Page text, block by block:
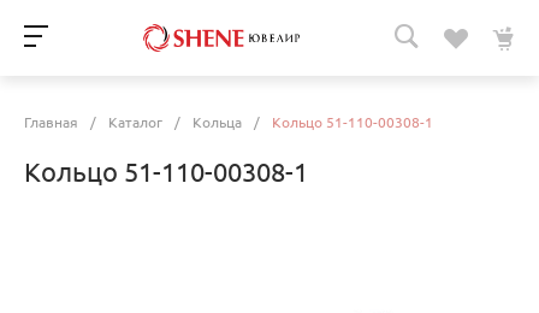
Главная / Каталог / Кольца / Кольцо 51-110-00308-1
Кольцо 51-110-00308-1